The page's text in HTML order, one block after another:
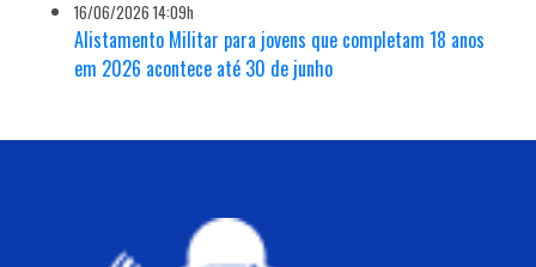
16/06/2026 14:09h
Alistamento Militar para jovens que completam 18 anos
em 2026 acontece até 30 de junho